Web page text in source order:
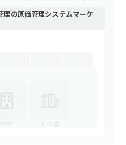
理の原価管理システムマーケ
大企業